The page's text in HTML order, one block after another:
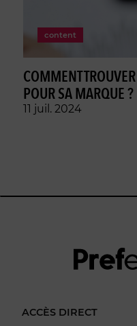
content
COMMENT
POUR SA MARQUE ?
11 juil. 2024
ACCÈS DIRECT